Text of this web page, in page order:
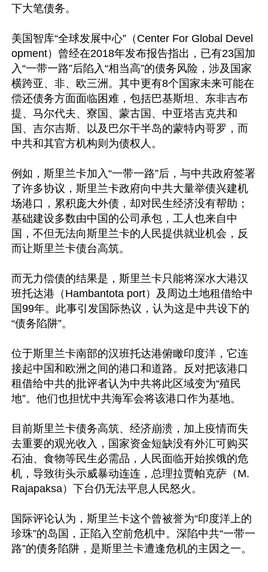
下大笔债务。
美国智库“全球发展中心”（Center For Global Devel
opment）曾经在2018年发布报告指出，已有23国加
入“一带一路”后陷入“相当高”的债务风险，涉及国家
横跨亚、非、欧三洲。其中更有8个国家未来可能在
偿还债务方面面临困难，包括巴基斯坦、东非吉布
提、马尔代夫、寮国、蒙古国、中亚塔吉克共和
国、吉尔吉斯、以及巴尔干半岛的蒙特内哥罗，而
中共和其官方机构则为债权人。
例如，斯里兰卡加入“一带一路”后，与中共政府签署
了许多协议，斯里兰卡政府向中共大量举债兴建机
场港口，累积庞大外债，却对民生经济没有帮助；
基础建设多数由中国的公司承包，工人也来自中
国，不但无法向斯里兰卡的人民提供就业机会，反
而让斯里兰卡债台高筑。
而无力偿债的结果是，斯里兰卡只能将深水大港汉
班托达港（Hambantota port）及周边土地租借给中
国99年。此事引发国际热议，认为这是中共设下的
“债务陷阱”。
位于斯里兰卡南部的汉班托达港俯瞰印度洋，它连
接起中国和欧洲之间的港口和道路。反对把该港口
租借给中共的批评者认为中共将此区域变为“殖民
地”。他们也担忧中共海军会将该港口作为基地。
目前斯里兰卡债务高筑、经济崩溃，加上疫情而失
去重要的观光收入，国家资金短缺没有外汇可购买
石油、食物等民生必需品，人民面临开始挨饿的危
机，导致街头示威暴动连连，总理拉贾帕克萨（M.
Rajapaksa）下台仍无法平息人民怒火。
国际评论认为，斯里兰卡这个曾被誉为“印度洋上的
珍珠”的岛国，正陷入空前危机中。深陷中共“一带一
路”的债务陷阱，是斯里兰卡遭逢危机的主因之一。